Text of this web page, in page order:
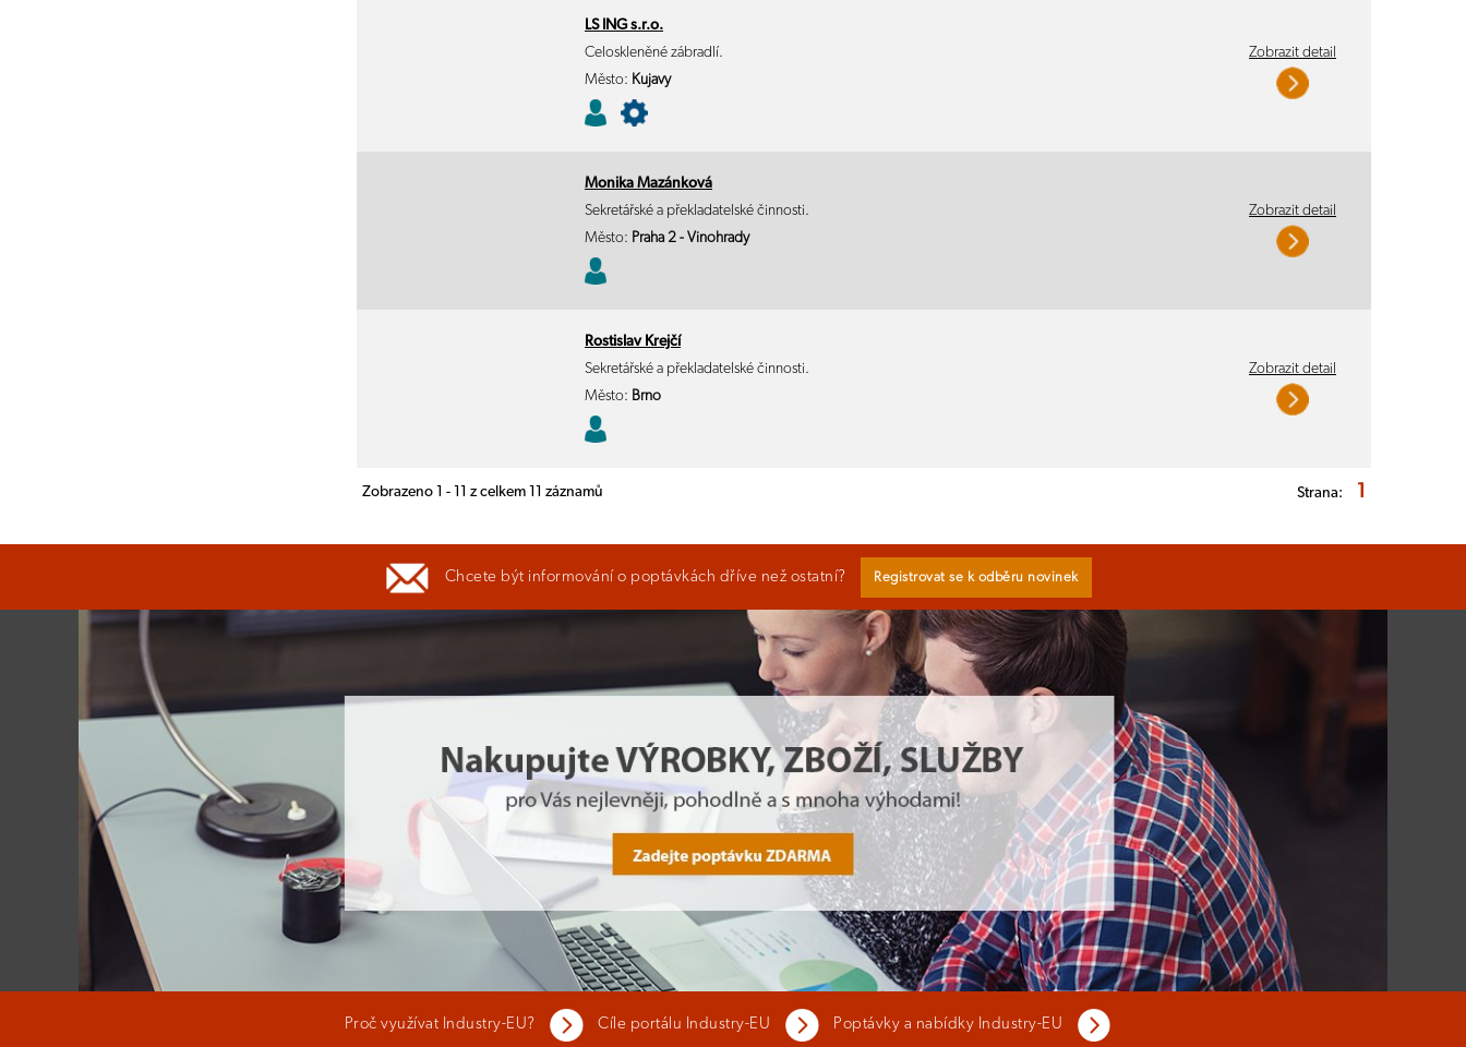
LS ING s.r.o.
Celoskleněné zábradlí.
Město: Kujavy
Zobrazit detail
Monika Mazánková
Sekretářské a překladatelské činnosti.
Město: Praha 2 - Vinohrady
Zobrazit detail
Rostislav Krejčí
Sekretářské a překladatelské činnosti.
Město: Brno
Zobrazit detail
Zobrazeno 1 - 11 z celkem 11 záznamů Strana: 1
Chcete být informování o poptávkách dříve než ostatní? Registrovat se k odběru novinek
Proč využívat Industry-EU? Cíle portálu Industry-EU Poptávky a nabídky Industry-EU